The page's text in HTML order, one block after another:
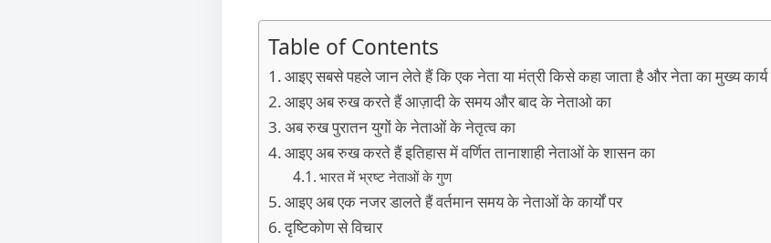
Table of Contents
आइए सबसे पहले जान लेते हैं कि एक नेता या मंत्री किसे कहा जाता है और नेता का मुख्य कार्य
आइए अब रुख करते हैं आज़ादी के समय और बाद के नेताओ का
अब रुख पुरातन युगों के नेताओं के नेतृत्व का
आइए अब रुख करते हैं इतिहास में वर्णित तानाशाही नेताओं के शासन का
भारत में भ्रष्ट नेताओं के गुण
आइए अब एक नजर डालते हैं वर्तमान समय के नेताओं के कार्यों पर
दृष्टिकोण से विचार